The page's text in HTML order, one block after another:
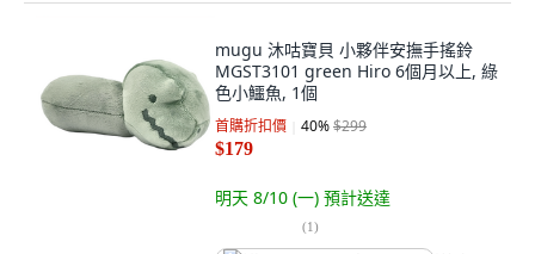
mugu 沐咕寶貝 小夥伴安撫手搖鈴
MGST3101 green Hiro 6個月以上, 綠
色小鱷魚, 1個
首購折扣價 40%$299
$179
明天 8/10 (一) 預計送達
(1)